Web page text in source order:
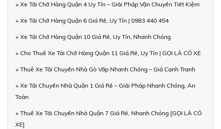
+ Xe Tải Chở Hàng Quận 4 Uy Tín – Giải Pháp Vận Chuyển Tiết Kiệm
+ Xe Tải Chở Hàng Quận 6 Giá Rẻ, Uy Tín | 0983 440 454
+ Xe Tải Chở Hàng Quận 10 Giá Rẻ, Uy Tín, Nhanh Chóng
+ Cho Thuê Xe Tải Chở Hàng Quận 11 Giá Rẻ, Uy Tín | GỌI LÀ CÓ XE
+ Thuê Xe Tải Chuyển Nhà Gò Vấp Nhanh Chóng – Giá Cạnh Tranh
+ Xe Tải Chuyển Nhà Quận 1 Giá Rẻ – Giải Pháp Nhanh Chóng, An
Toàn
+ Thuê Xe Tải Chuyển Nhà Quận 7 Giá Rẻ, Nhanh Chóng [GỌI LÀ CÓ
XE]